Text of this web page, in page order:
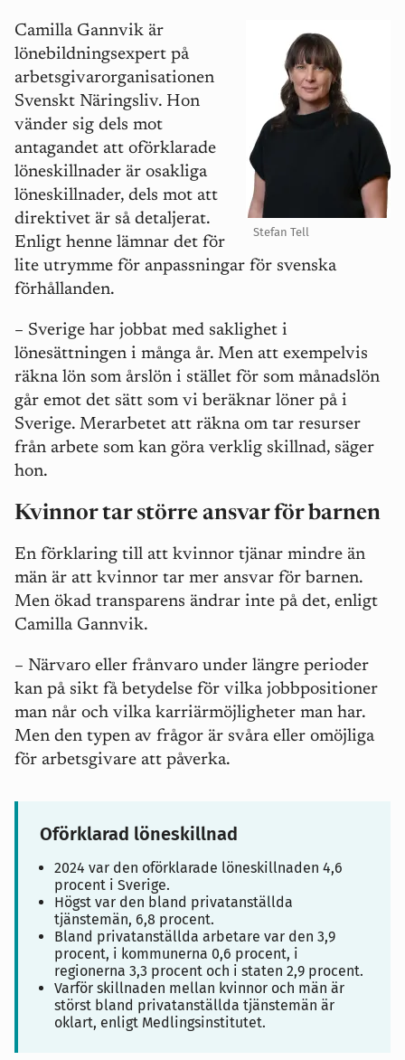
Stefan Tell
Camilla Gannvik är
lönebildningsexpert på
arbetsgivarorganisationen
Svenskt Näringsliv. Hon
vänder sig dels mot
antagandet att oförklarade
löneskillnader är osakliga
löneskillnader, dels mot att
direktivet är så detaljerat.
Enligt henne lämnar det för
lite utrymme för anpassningar för svenska
förhållanden.
– Sverige har jobbat med saklighet i
lönesättningen i många år. Men att exempelvis
räkna lön som årslön i stället för som månadslön
går emot det sätt som vi beräknar löner på i
Sverige. Merarbetet att räkna om tar resurser
från arbete som kan göra verklig skillnad, säger
hon.
Kvinnor tar större ansvar för barnen
En förklaring till att kvinnor tjänar mindre än
män är att kvinnor tar mer ansvar för barnen.
Men ökad transparens ändrar inte på det, enligt
Camilla Gannvik.
– Närvaro eller frånvaro under längre perioder
kan på sikt få betydelse för vilka jobbpositioner
man når och vilka karriärmöjligheter man har.
Men den typen av frågor är svåra eller omöjliga
för arbetsgivare att påverka.
Oförklarad löneskillnad
2024 var den oförklarade löneskillnaden 4,6
procent i Sverige.
Högst var den bland privatanställda
tjänstemän, 6,8 procent.
Bland privatanställda arbetare var den 3,9
procent, i kommunerna 0,6 procent, i
regionerna 3,3 procent och i staten 2,9 procent.
Varför skillnaden mellan kvinnor och män är
störst bland privatanställda tjänstemän är
oklart, enligt Medlingsinstitutet.